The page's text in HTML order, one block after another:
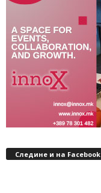
Следине и на Facebook